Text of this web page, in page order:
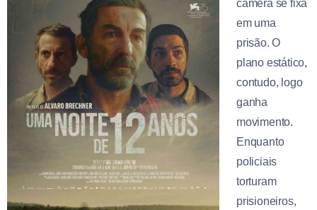
câmera se fixa
em uma
prisão. O
plano estático,
contudo, logo
ganha
movimento.
Enquanto
policiais
torturam
prisioneiros,